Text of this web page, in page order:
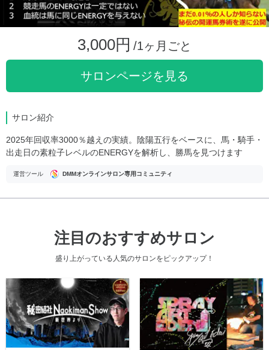
3,000円 /1ヶ月ごと
サロンページを見る
サロン紹介
2025年回収率3000％越えの実績。陰陽五行をベースに、馬・騎手・
出走日の素粒子レベルのENERGYを解析し、勝馬を見つけます
運営ツール DMMオンラインサロン専用コミュニティ
注目のおすすめサロン
盛り上がっている人気のサロンをピックアップ！